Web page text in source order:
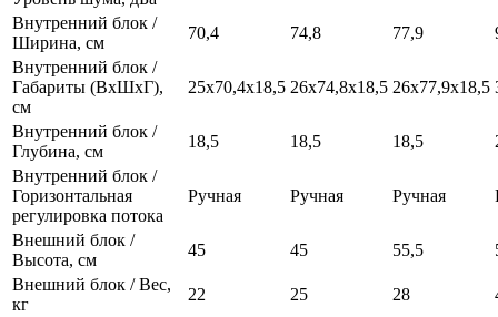
Внутренний блок /
Ширина, см
70,4 74,8 77,9
Внутренний блок /
Габариты (ВхШхГ),
см
25x70,4x18,5 26x74,8x18,5 26x77,9x18,5
Внутренний блок /
Глубина, см
18,5 18,5 18,5
Внутренний блок /
Горизонтальная
регулировка потока
Ручная Ручная Ручная
Внешний блок /
Высота, см
45 45 55,5
Внешний блок / Вес,
кг
22 25 28